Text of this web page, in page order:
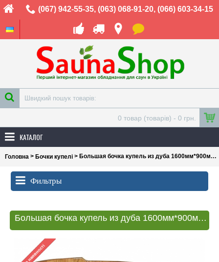
(067) 942-55-35, (063) 068-91-20, (066) 603-34-15
0 товар (товарів) - 0 грн.
КАТАЛОГ
Головна > Бочки купелі > Большая бочка купель из дуба 1600мм*900мм*1000(h)мм
Фильтры
Большая бочка купель из дуба 1600мм*900мм*1000(h)мм